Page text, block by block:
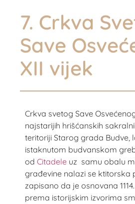
7. Crkva
Save
XII vijek
Crkva svetog Save
najstarijih hrišćanskih
teritoriji Starog grada Budve,
istaknutom budvanskom
od Citadele uz samu obalu
građevine nalazi se ktitorska
zapisano da je osnovana
prema istorijskim izvorima